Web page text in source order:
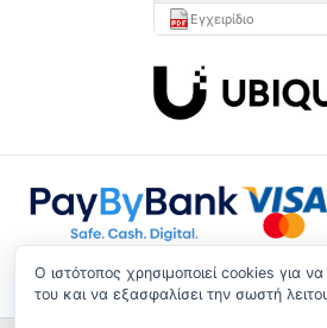
Εγχειρίδιο
O ιστότοπος χρησιμοποιεί cookies για να
του και να εξασφαλίσει την σωστή